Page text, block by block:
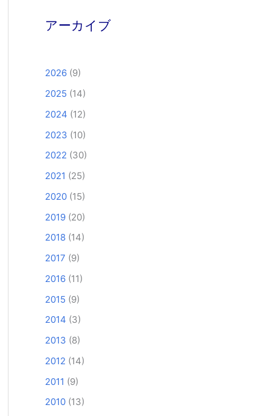
アーカイブ
2026 (9)
2025 (14)
2024 (12)
2023 (10)
2022 (30)
2021 (25)
2020 (15)
2019 (20)
2018 (14)
2017 (9)
2016 (11)
2015 (9)
2014 (3)
2013 (8)
2012 (14)
2011 (9)
2010 (13)